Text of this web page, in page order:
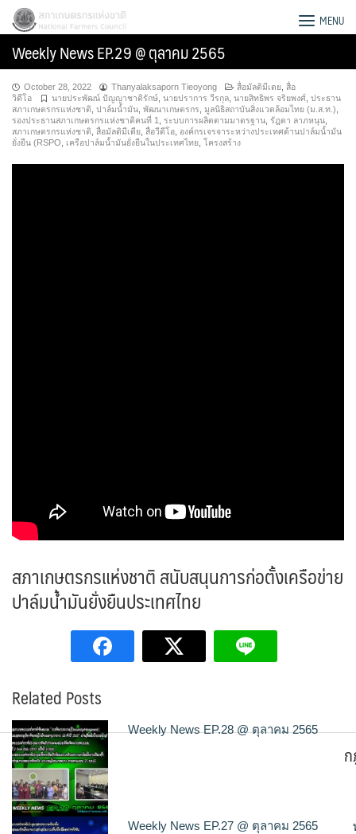
Skip
content
สภาเกษตรกรแห่งชาติ MENU
Weekly News EP.29 @ ตุลาคม 2565
October 28, 2022 Thanyalaksaporn Tieoyong สื่อมัลติมีเดย สื่อ
วิดีโอ
นายประพัฒน์ ปัญญาชาติรักษ์ นายปราการ วีรกุล นายสิทธิพร จริยพงศ์ ประธาน
สภาเกษตรกรแห่งชาติ ปาล์มน้ำมัน พัฒนาเกษตรกร มูลนิธิสถาบันสิ่งแวดล้อมไทย (ม.ส.ท.)
รองประธานสภาเกษตรกรแห่งชาติคนที่ 1
ระบบการผลิตตามมาตรฐาน รัฎดา ลาภหนุน
สภาเกษตรกรแห่งชาติ สื่อมัลติมีเดีย สื่อวีดีโอ องค์กรเจรจาระหว่างประเทศด้านปาล์มน้ำมัน
ยั่งยืน (RSPO
เครือปาล์มน้ำมันยั่งยืนในประเทศไทย โครงสร้าง
สภาเกษตรกรแห่งชาติ สนับสนุนการก่อตั้งเครือข่าย
ปาล์มน้ำมันยั่งยืนประเทศไทย
Related Posts
Weekly News EP.28 @ ตุลาคม 2565
Weekly News EP.27 @ ตุลาคม 2565